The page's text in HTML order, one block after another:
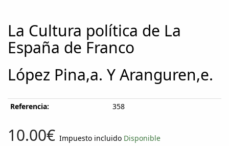
La Cultura política de La
España de Franco
López Pina,a. Y Aranguren,e.
Referencia: 358
10.00€ Impuesto incluido Disponible